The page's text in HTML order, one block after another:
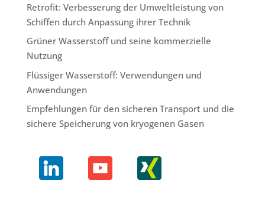
Retrofit: Verbesserung der Umweltleistung von
Schiffen durch Anpassung ihrer Technik
Grüner Wasserstoff und seine kommerzielle
Nutzung
Flüssiger Wasserstoff: Verwendungen und
Anwendungen
Empfehlungen für den sicheren Transport und die
sichere Speicherung von kryogenen Gasen